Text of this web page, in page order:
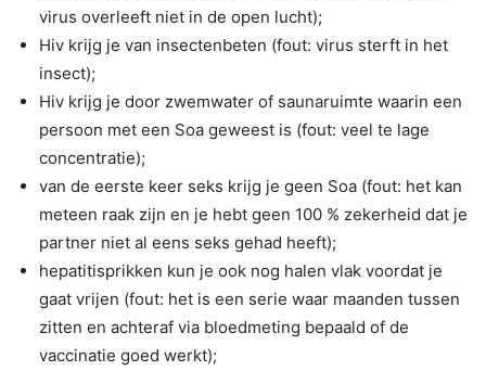
virus overleeft niet in de open lucht);
Hiv krijg je van insectenbeten (fout: virus sterft in het
insect);
Hiv krijg je door zwemwater of saunaruimte waarin een
persoon met een Soa geweest is (fout: veel te lage
concentratie);
van de eerste keer seks krijg je geen Soa (fout: het kan
meteen raak zijn en je hebt geen 100 % zekerheid dat je
partner niet al eens seks gehad heeft);
hepatitisprikken kun je ook nog halen vlak voordat je
gaat vrijen (fout: het is een serie waar maanden tussen
zitten en achteraf via bloedmeting bepaald of de
vaccinatie goed werkt);